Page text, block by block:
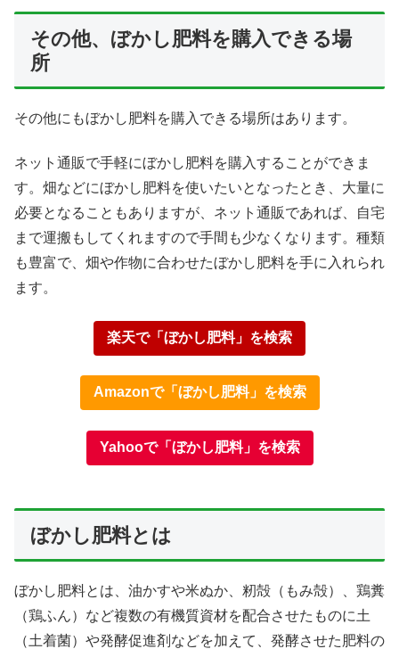
その他、ぼかし肥料を購入できる場
所
その他にもぼかし肥料を購入できる場所はあります。
ネット通販で手軽にぼかし肥料を購入することができま
す。畑などにぼかし肥料を使いたいとなったとき、大量に
必要となることもありますが、ネット通販であれば、自宅
まで運搬もしてくれますので手間も少なくなります。種類
も豊富で、畑や作物に合わせたぼかし肥料を手に入れられ
ます。
楽天で「ぼかし肥料」を検索
Amazonで「ぼかし肥料」を検索
Yahooで「ぼかし肥料」を検索
ぼかし肥料とは
ぼかし肥料とは、油かすや米ぬか、籾殻（もみ殻）、鶏糞
（鶏ふん）など複数の有機質資材を配合させたものに土
（土着菌）や発酵促進剤などを加えて、発酵させた肥料の